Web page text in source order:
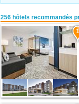
256 hôtels recommandés